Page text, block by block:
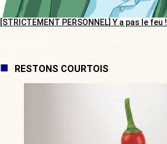
[STRICTEMENT PERSONNEL] Y a pas le feu !
RESTONS COURTOIS